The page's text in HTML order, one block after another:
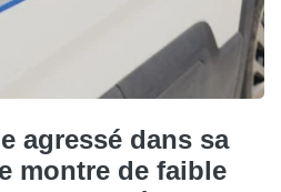
agressé dans sa
montre de faible